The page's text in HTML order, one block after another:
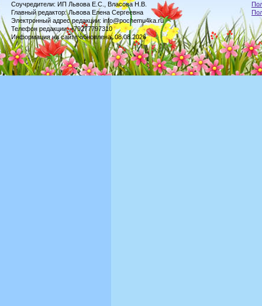
Соучредители: ИП Львова Е.С., Власова Н.В.
Главный редактор: Львова Елена Сергеевна
Электронный адрес редакции: info@pochemu4ka.ru
Телефон редакции: +79277797310
Информация на сайте обновлена: 08.08.2026